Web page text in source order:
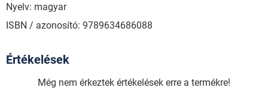
Nyelv: magyar
ISBN / azonosító: 9789634686088
Értékelések
Még nem érkeztek értékelések erre a termékre!